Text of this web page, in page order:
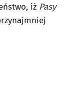
iż Pasy